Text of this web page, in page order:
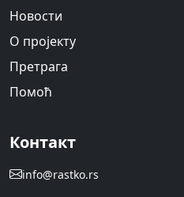
Новости
О пројекту
Претрага
Помоћ
Контакт
info@rastko.rs